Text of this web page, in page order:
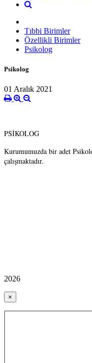
Tıbbi Birimler
Özellikli Birimler
Psikolog
Psikolog
01 Aralık 2021
PSİKOLOG
Kurumumuzda bir adet
çalışmaktadır.
2026
×